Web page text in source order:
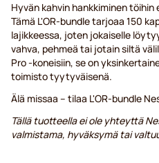
Hyvän kahvin hankkiminen
Tämä L'OR-bundle tarjoaa 150
lajikkeessa, joten jokaiselle
vahva, pehmeä tai jotain siltä
Pro -koneisiin, se on
toimisto tyytyväisenä.
Älä missaa – tilaa L'OR-bundle
Tällä tuotteella ei ole yhteyttä
valmistama, hyväksymä tai